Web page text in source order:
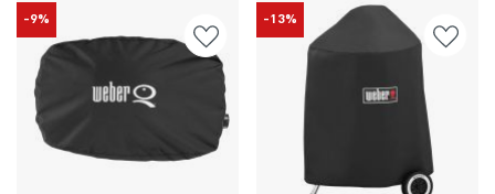
-9% -13%